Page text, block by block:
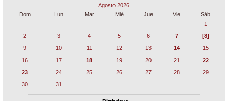
Agosto 2026
Dom
Lun Mar Mié Jue Vie
Sáb
1
2
3 4 5 6 7
[8]
9
10 11 12 13 14
15
16
17 18 19 20 21
22
23
24 25 26 27 28
29
30
31